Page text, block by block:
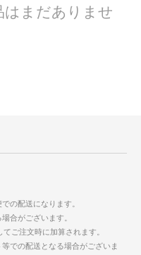
はまだありませ
の配送になります。
合がございます。
ご注文時に加算されます。
での配送となる場合がございま